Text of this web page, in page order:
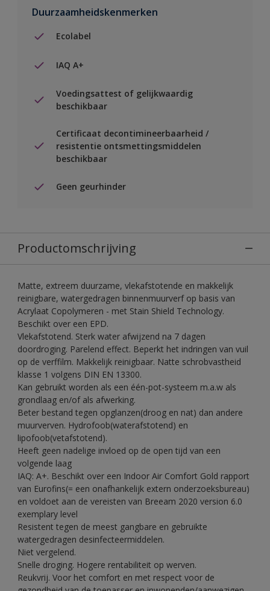
Duurzaamheidskenmerken
Ecolabel
IAQ A+
Voedingsattest of gelijkwaardig
beschikbaar
Certificaat decontimineerbaarheid /
resistentie ontsmettingsmiddelen
beschikbaar
Geen geurhinder
Productomschrijving
Matte, extreem duurzame, vlekafstotende en makkelijk
reinigbare, watergedragen binnenmuurverf op basis van
Acrylaat Copolymeren - met Stain Shield Technology.
Beschikt over een EPD.
Vlekafstotend. Sterk water afwijzend na 7 dagen
doordroging. Parelend effect. Beperkt het indringen van vuil
op de verffilm. Makkelijk reinigbaar. Natte schrobvastheid
klasse 1 volgens DIN EN 13300.
Kan gebruikt worden als een één-pot-systeem m.a.w als
grondlaag en/of als afwerking.
Beter bestand tegen opglanzen(droog en nat) dan andere
muurverven. Hydrofoob(waterafstotend) en
lipofoob(vetafstotend).
Heeft geen nadelige invloed op de open tijd van een
volgende laag
IAQ: A+. Beschikt over een Indoor Air Comfort Gold rapport
van Eurofins(= een onafhankelijk extern onderzoeksbureau)
en voldoet aan de vereisten van Breeam 2020 version 6.0
exemplary level
Resistent tegen de meest gangbare en gebruikte
watergedragen desinfecteermiddelen.
Niet vergelend.
Snelle droging. Hogere rentabiliteit op werven.
Reukvrij. Voor het comfort en met respect voor de